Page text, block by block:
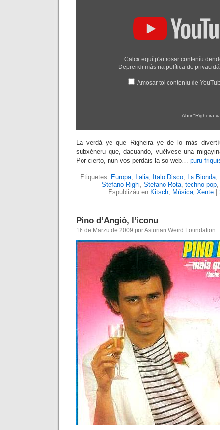
Calca equí p'amosar conteníu
Deprendi más na política de
Amosar tol conteníu de
Abrir "Righeira
La verdá ye que Righeira ye de lo más
subxéneru que, dacuando, vuélvese una
Por cierto, nun vos perdáis la so web… puru
Etiquetes: Europa, Italia, Italo Disco, La Bionda,
Stefano Righi, Stefano Rota, techno pop,
Espublizáu en Kitsch, Música, Xente|
Pino d’Angiò, l’iconu
16 de Marzu de 2009 por Asturian Weird Foundation